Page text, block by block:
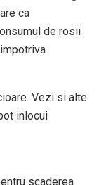
ca
de rosii
Vezi si alte
inlocui
scaderea